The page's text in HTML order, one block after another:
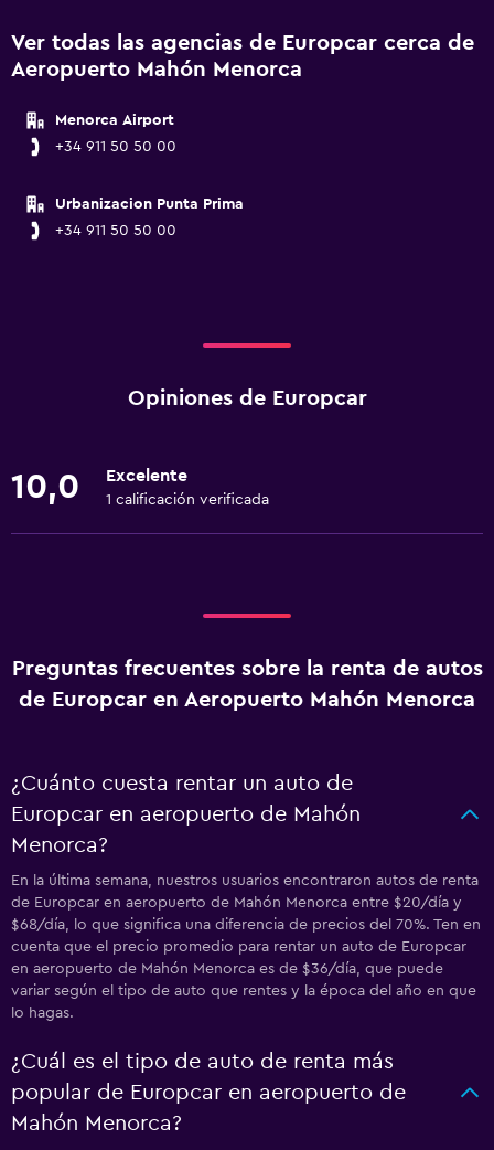
Ver todas las agencias de Europcar cerca de
Aeropuerto Mahón Menorca
Menorca Airport
+34 911 50 50 00
Urbanizacion Punta Prima
+34 911 50 50 00
Opiniones de Europcar
10,0 Excelente
1 calificación verificada
Preguntas frecuentes sobre la renta de autos
de Europcar en Aeropuerto Mahón Menorca
¿Cuánto cuesta rentar un auto de
Europcar en aeropuerto de Mahón
Menorca?
En la última semana, nuestros usuarios encontraron autos de renta
de Europcar en aeropuerto de Mahón Menorca entre $20/día y
$68/día, lo que significa una diferencia de precios del 70%. Ten en
cuenta que el precio promedio para rentar un auto de Europcar
en aeropuerto de Mahón Menorca es de $36/día, que puede
variar según el tipo de auto que rentes y la época del año en que
lo hagas.
¿Cuál es el tipo de auto de renta más
popular de Europcar en aeropuerto de
Mahón Menorca?